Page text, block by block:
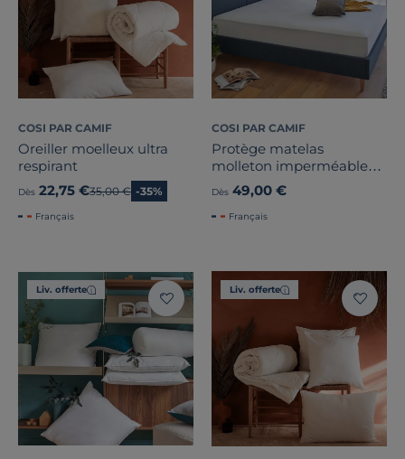
COSI PAR CAMIF
Oreiller moelleux ultra
respirant
Dès 22,75 €Ancien prix
35,00 € -35%
Français
COSI PAR CAMIF
Protège matelas
molleton imperméable
coton bio Isaac
Dès 49,00 €
Français
Liv. offerte Liv. offerte